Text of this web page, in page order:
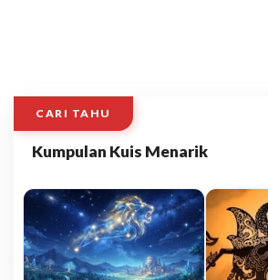
CARI TAHU
Kumpulan Kuis Menarik